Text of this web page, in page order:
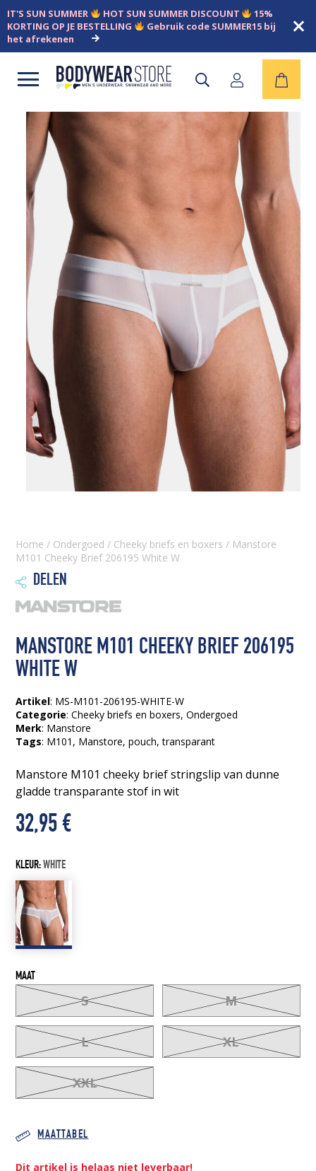
IT'S SUN SUMMER HOT SUN SUMMER DISCOUNT
15%
KORTING OP JE BESTELLING
Gebruik code SUMMER15 bij
het afrekenen
Open
Home / Ondergoed / Cheeky briefs en boxers / Manstore
M101 Cheeky Brief 206195 White W
 DELEN
MANSTORE M101 CHEEKY BRIEF 206195
WHITE W
Artikel: MS-M101-206195-WHITE-W
Categorie:Cheeky briefs en boxers,Ondergoed
Merk: Manstore
Tags: M101 , Manstore, pouch, transparant
Manstore M101 cheeky brief stringslip van dunne
gladde transparante stof in wit
32,95€
KLEUR:WHITE
MAAT
S M
L XL
XXL
MAATTABEL
Dit artikel is helaas niet leverbaar!